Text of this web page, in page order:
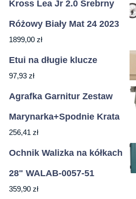
Kross Lea Jr 2.0 Srebrny
Różowy Biały Mat 24 2023
1899,00 zł
Etui na długie klucze
97,93 zł
Agrafka Garnitur Zestaw
Marynarka+Spodnie Krata
256,41 zł
Ochnik Walizka na kółkach
28" WALAB-0057-51
359,90 zł